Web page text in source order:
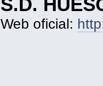
S.D.
Web oficial: